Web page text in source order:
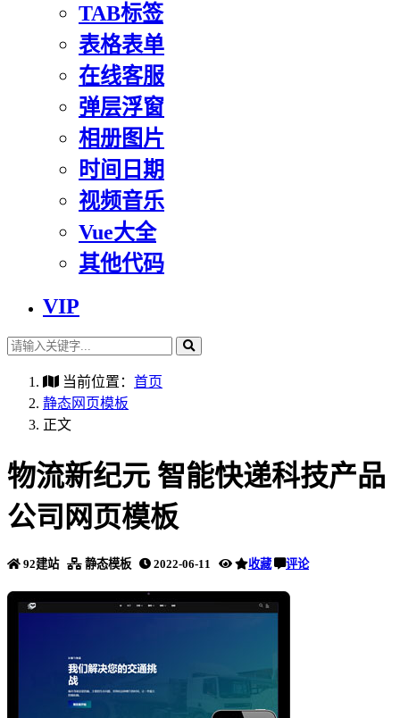
TAB标签
表格表单
在线客服
弹层浮窗
相册图片
时间日期
视频音乐
Vue大全
其他代码
VIP
当前位置： 首页
静态网页模板
正文
物流新纪元 智能快递科技产品
公司网页模板
92建站 静态模板 2022-06-11 收藏 评论